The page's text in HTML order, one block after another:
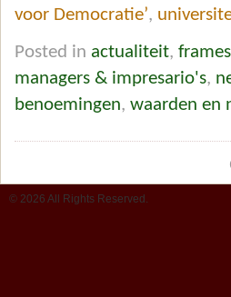
voor Democratie’,
Posted in actualiteit, frames
managers & impresario's,
benoemingen, waarden en
© 2026 All Rights Reserved.